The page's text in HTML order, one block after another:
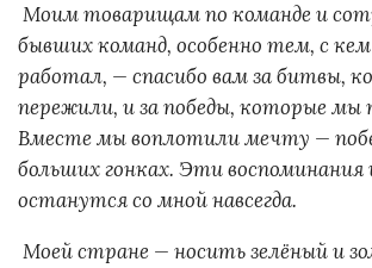
Моим товарищам по команде и
бывших команд, особенно тем, с
работал, — спасибо вам за битвы,
пережили, и за победы, которые мы
Вместе мы воплотили мечту —
больших гонках. Эти воспоминания
останутся со мной навсегда.
Моей стране — носить зелёный и